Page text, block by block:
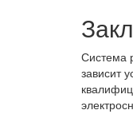
Система
зависит